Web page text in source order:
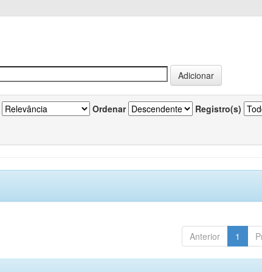
Ordenar Registro(s)
Anterior 1